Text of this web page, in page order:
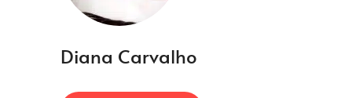
Diana Carvalho